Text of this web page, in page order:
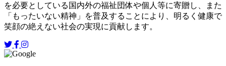
を必要としている国内外の福祉団体や個人等に寄贈し、また
「もったいない精神」を普及することにより、明るく健康で
笑顔の絶えない社会の実現に貢献します。